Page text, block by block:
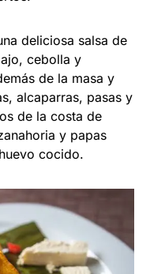
deliciosa salsa de
cebolla y
de la masa y
alcaparras, pasas y
de la costa de
y papas
cocido.